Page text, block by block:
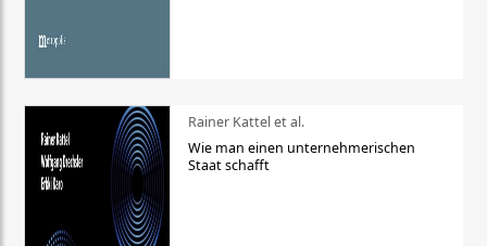
Rainer Kattel et al.
Wie man einen unternehmerischen
Staat schafft